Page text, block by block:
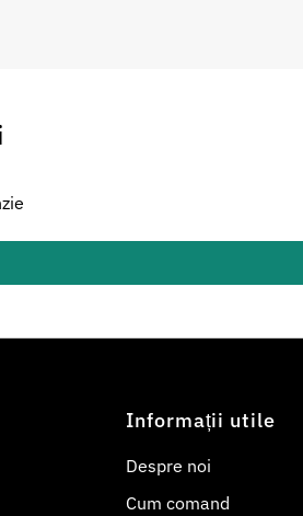
Informații utile
Despre noi
Cum comand